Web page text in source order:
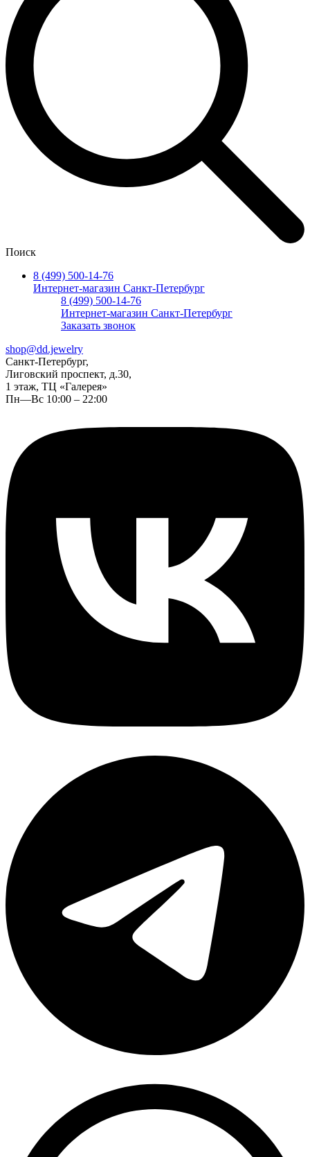
Поиск
8 (499) 500-14-76
Интернет-магазин Санкт-Петербург
8 (499) 500-14-76
Интернет-магазин Санкт-Петербург
Заказать звонок
shop@dd.jewelry
Санкт-Петербург,
Лиговский проспект, д.30,
1 этаж, ТЦ «Галерея»
Пн—Вс 10:00 – 22:00